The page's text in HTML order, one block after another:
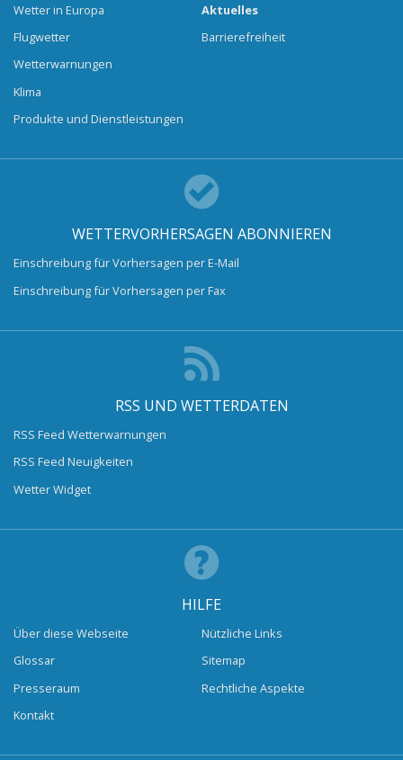
Wetter in Europa
Flugwetter
Wetterwarnungen
Klima
Produkte und Dienstleistungen
Aktuelles
Barrierefreiheit
WETTERVORHERSAGEN ABONNIEREN
Einschreibung für Vorhersagen per E-Mail
Einschreibung für Vorhersagen per Fax
RSS UND WETTERDATEN
RSS Feed Wetterwarnungen
RSS Feed Neuigkeiten
Wetter Widget
HILFE
Über diese Webseite
Glossar
Presseraum
Kontakt
Nützliche Links
Sitemap
Rechtliche Aspekte